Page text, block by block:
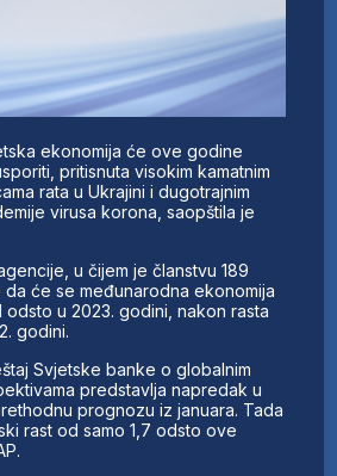
ekonomija će ove godine
pritisnuta visokim kamatnim
rata u Ukrajini i dugotrajnim
virusa korona, saopštila je
u čijem je članstvu 189
da će se međunarodna ekonomija
odsto u 2023. godini, nakon rasta
godini.
Svjetske banke o globalnim
predstavlja napredak u
prognozu iz januara. Tada
rast od samo 1,7 odsto ove